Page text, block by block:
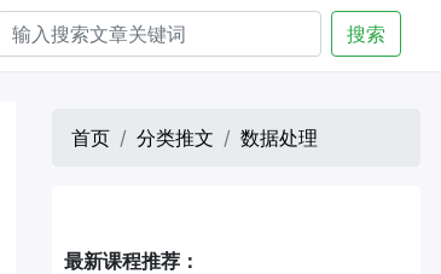
搜索
首页 分类推文 数据处理
最新课程推荐：